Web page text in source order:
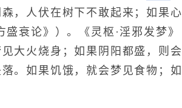
，人伏在树下不敢起来；如果心
衰论》）。《灵枢·淫邪发梦》
大火烧身；如果阴阳都盛，则会
。如果饥饿，就会梦见食物；如